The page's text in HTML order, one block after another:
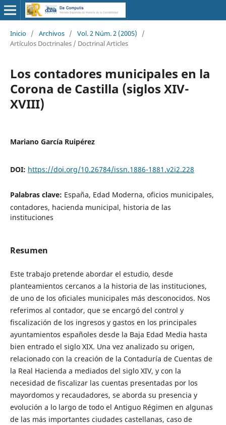
Inicio / Archivos / Vol. 2 Núm. 2 (2005)
/
Artículos Doctrinales / Doctrinal Articles
Los contadores municipales en la
Corona de Castilla (siglos XIV-
XVIII)
Mariano García Ruipérez
DOI: https://doi.org/10.26784/issn.1886-1881.v2i2.228
Palabras clave: España, Edad Moderna, oficios municipales,
contadores, hacienda municipal, historia de las
instituciones
Resumen
Este trabajo pretende abordar el estudio, desde
planteamientos cercanos a la historia de las instituciones,
de uno de los oficiales municipales más desconocidos. Nos
referimos al contador, que se encargó del control y
fiscalización de los ingresos y gastos en los principales
ayuntamientos españoles desde la Baja Edad Media hasta
bien entrado el siglo XIX. Una vez analizado su origen,
relacionado con la creación de la Contaduría de Cuentas de
la Real Hacienda a mediados del siglo XIV, y con la
necesidad de fiscalizar las cuentas presentadas por los
mayordomos y recaudadores, se aborda su presencia y
evolución a lo largo de todo el Antiguo Régimen en algunas
de las más importantes ciudades castellanas, caso de